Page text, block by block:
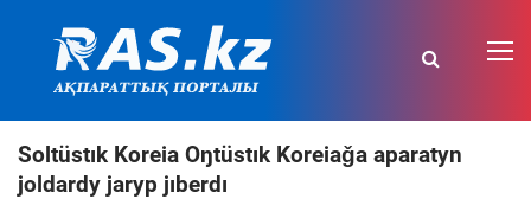
Soltüstık Koreia Oŋtüstık Koreiaǧa aparatyn
joldardy jaryp jıberdı